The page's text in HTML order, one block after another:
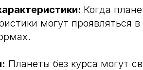
Когда
могут проявляться
Планеты без курса могут